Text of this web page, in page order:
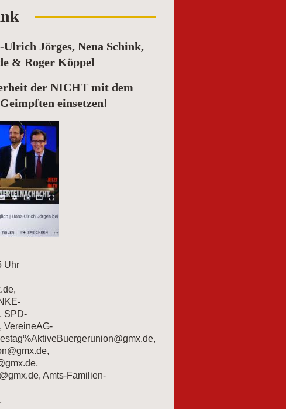
Jörges, Nena Schink,
& Roger Köppel
der NICHT mit dem
einsetzen!
Uhr
SPD-
VereineAG-
Amts-Familien-